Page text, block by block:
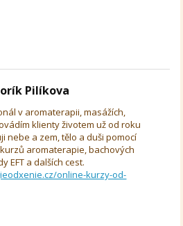
Pilíkova
v aromaterapii, masážích,
klienty životem už od roku
nebe a zem, tělo a duši pomocí
aromaterapie, bachových
EFT a dalších cest.
online-kurzy-od-